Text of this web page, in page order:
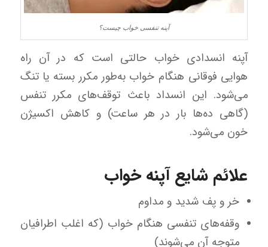
آپنه تنفسی خواب چیست؟
آپنه انسدادی خواب حالتی است که در آن راه
هوایی فوقانی هنگام خواب به‌طور مکرر بسته یا تنگ
می‌شود. این انسداد باعث توقف‌های مکرر تنفس
(گاهی ده‌ها بار در هر ساعت) و کاهش اکسیژن
خون می‌شود.
علائم شایع آپنه خواب
خر و پف شدید و مداوم
وقفه‌های تنفسی هنگام خواب (که اغلب اطرافیان
متوجه آن می‌شوند)